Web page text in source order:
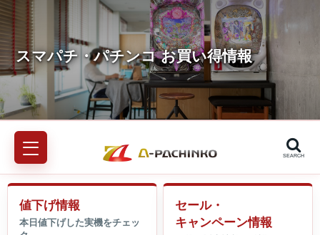
SEARCH
値下げ情報
セール・
キャンペーン情報